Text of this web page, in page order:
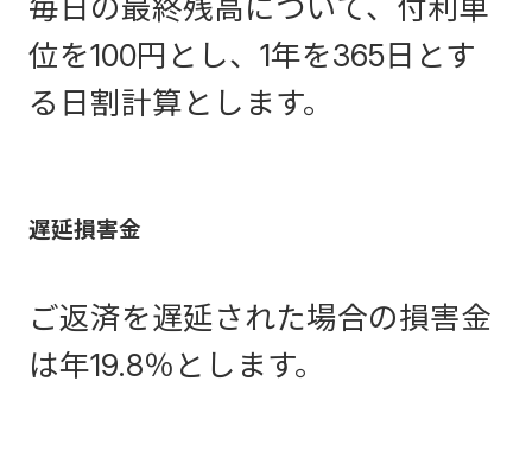
毎日の最終残高について、付利単
位を100円とし、1年を365日とす
る日割計算とします。
遅延損害金
ご返済を遅延された場合の損害金
は年19.8％とします。